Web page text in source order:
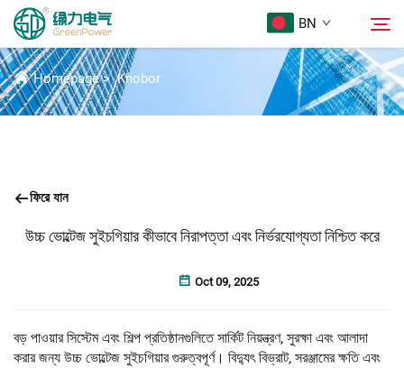
BN
পণ্য
Download
সংবাদ
Homepage>Khobor
ফিরে যান
উচ্চ ভোল্টেজ সুইচগিয়ার কীভাবে নিরাপত্তা এবং নির্ভরযোগ্যতা নিশ্চিত করে
Oct 09, 2025
বড় পাওয়ার সিস্টেম এবং শিল্প প্রতিষ্ঠানগুলিতে সার্কিট নিয়ন্ত্রণ, সুরক্ষা এবং আলাদা
করার জন্য উচ্চ ভোল্টেজ সুইচগিয়ার গুরুত্বপূর্ণ। বিদ্যুৎ বিভ্রাট, সরঞ্জামের ক্ষতি এবং